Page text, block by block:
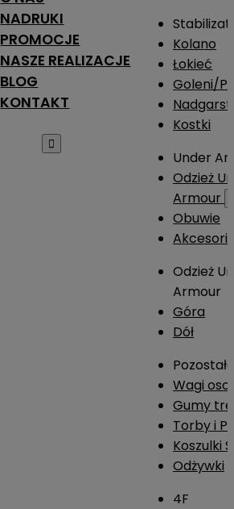
NADRUKI
PROMOCJE
NASZE REALIZACJE
BLOG
KONTAKT

Kolano
Łokieć
Goleni/
Kostki
Under
Odzież
Armour
Obuwie
Odzież
Armour
Góra
Dół
Wagi
Gumy
Torby i
Koszulki
Odżywki
4F